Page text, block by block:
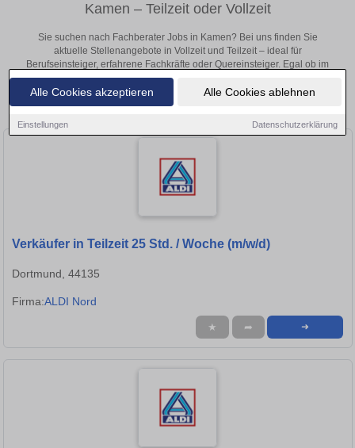
Alle Cookies akzeptieren Alle Cookies ablehnen
Einstellungen Datenschutzerklärung
Kamen – Teilzeit oder Vollzeit
Sie suchen nach Fachberater Jobs in Kamen? Bei uns finden Sie
aktuelle Stellenangebote in Vollzeit und Teilzeit – ideal für
Berufseinsteiger, erfahrene Fachkräfte oder Quereinsteiger. Egal ob im
Büro, vor Ort oder remote: Entdecken Sie jetzt neue Chancen in Ihrer
Region und bewerben Sie sich direkt auf passende Fachberater-Stellen
in Kamen!
Verkäufer in Teilzeit 25 Std. / Woche (m/w/d)
Dortmund, 44135
Firma:ALDI Nord
★ ➦ ➜